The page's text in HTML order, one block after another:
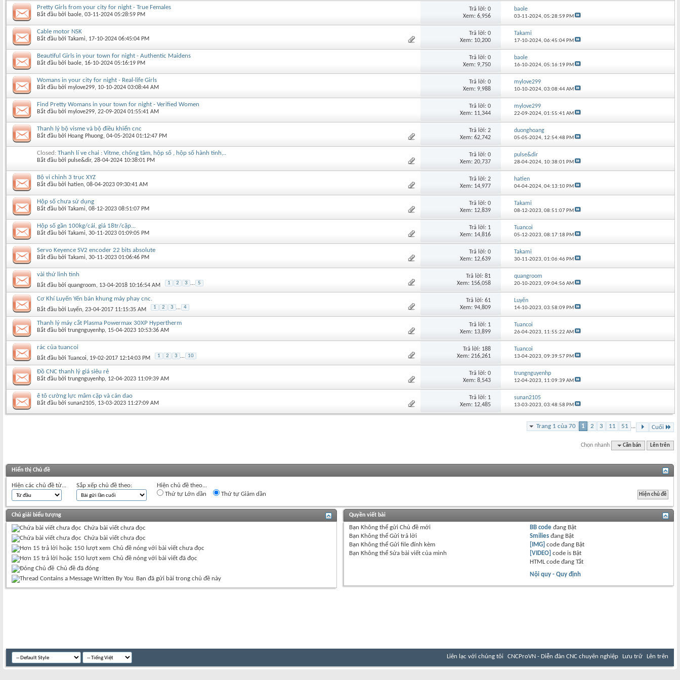
Pretty Girls from your city for night - True Females
Bắt đầu bởi baole‎, 03-11-2024 05:28:59 PM
Trả lời: 0
Xem: 6,956
baole
03-11-2024,05:28:59 PM
Cable motor NSK
Bắt đầu bởi Takami‎, 17-10-2024 06:45:04 PM
Trả lời: 0
Xem: 10,200
Takami
17-10-2024,06:45:04 PM
Beautiful Girls in your town for night - Authentic Maidens
Bắt đầu bởi baole‎, 16-10-2024 05:16:19 PM
Trả lời: 0
Xem: 9,750
baole
16-10-2024,05:16:19 PM
Womans in your city for night - Real-life Girls
Bắt đầu bởi mylove299‎, 10-10-2024 03:08:44 AM
Trả lời: 0
Xem: 9,988
mylove299
10-10-2024,03:08:44 AM
Find Pretty Womans in your town for night - Verified Women
Bắt đầu bởi mylove299‎, 22-09-2024 01:55:41 AM
Trả lời: 0
Xem: 11,344
mylove299
22-09-2024,01:55:41 AM
Thanh lý bộ visme và bộ điều khiển cnc
Bắt đầu bởi Hoang Phuong‎, 04-05-2024 01:12:47 PM
Trả lời: 2
Xem: 62,742
duonghoang
05-05-2024, 12:54:48 PM
Closed: Thanh lí ve chai : Vitme, chống tâm, hộp số , hộp số hành tinh,..
Bắt đầu bởi pulse&dir‎, 28-04-2024 10:38:01 PM
Trả lời: 0
Xem: 20,737
pulse&dir
28-04-2024, 10:38:01 PM
Bộ vi chỉnh 3 trục XYZ
Bắt đầu bởi hatien‎, 08-04-2023 09:30:41 AM
Trả lời: 2
Xem: 14,977
hatien
04-04-2024,04:13:10 PM
Hộp số chưa sử dụng
Bắt đầu bởi Takami‎, 08-12-2023 08:51:07 PM
Trả lời: 0
Xem: 12,839
Takami
08-12-2023,08:51:07 PM
Hộp số gần 100kg/cái, giá 18tr/cặp...
Bắt đầu bởi Takami‎, 30-11-2023 01:09:05 PM
Trả lời: 1
Xem: 14,816
Tuancoi
05-12-2023,08:17:18 PM
Servo Keyence SV2 encoder 22 bits absolute
Bắt đầu bởi Takami‎, 30-11-2023 01:06:46 PM
Trả lời: 0
Xem: 12,639
Takami
30-11-2023,01:06:46 PM
vài thứ linh tinh
Bắt đầu bởi quangroom‎, 13-04-2018 10:16:54 AM 1 2 3 ... 5
Trả lời: 81
Xem: 156,058
quangroom
20-10-2023,09:04:56 AM
Cơ Khí Luyến Yến bán khung máy phay cnc.
Bắt đầu bởi Luyến‎, 23-04-2017 11:15:35 AM 1 2 3 ... 4
Trả lời: 61
Xem: 94,809
Luyến
14-10-2023,03:58:09 PM
Thanh lý máy cắt Plasma Powermax 30XP Hypertherm
Bắt đầu bởi trungnguyenhp‎, 15-04-2023 10:53:36 AM
Trả lời: 1
Xem: 13,899
Tuancoi
26-04-2023, 11:55:22 AM
rác của tuancoi
Bắt đầu bởi Tuancoi‎, 19-02-2017 12:14:03 PM 1 2 3 ... 10
Trả lời: 188
Xem: 216,261
Tuancoi
13-04-2023,09:39:57 PM
Đồ CNC thanh lý giá siêu rẻ
Bắt đầu bởi trungnguyenhp‎, 12-04-2023 11:09:39 AM
Trả lời: 0
Xem: 8,543
trungnguyenhp
12-04-2023, 11:09:39 AM
ê tô cường lực mâm cặp và cán dao
Bắt đầu bởi sunan2105‎, 13-03-2023 11:27:09 AM
Trả lời: 1
Xem: 12,485
sunan2105
13-03-2023,03:48:58 PM
Trang 1 của 70 1 2 3 11 51 ... Cuối
Chọn nhanh Cần bán Lên trên
Hiển thị Chủ đề
Hiện các chủ đề từ... Sắp xếp chủ đề theo:
Hiện chủ đề theo...
Thứ tự Lớn dần
Thứ tự Giảm dần
Chú giải biểu tượng
Chứa bài viết chưa đọc
Chứa bài viết chưa đọc
Chủ đề nóng với bài viết chưa đọc
Chủ đề nóng với bài viết đã đọc
Chủ đề đã đóng
Bạn đã gửi bài trong chủ đề này
Quyền viết bài
Bạn Không thểgửi Chủ đề mới
Bạn Không thểGửi trả lời
Bạn Không thểGửi file đính kèm
Bạn Không thểSửa bài viết của mình
BB code đang Bật
Smilies đang Bật
[IMG] code đang Bật
[VIDEO] code is Bật
HTML code đangTắt
Nội quy - Quy định
Liên lạc với chúng tôi CNCProVN - Diễn đàn CNC chuyên nghiệp Lưu trữ Lên trên